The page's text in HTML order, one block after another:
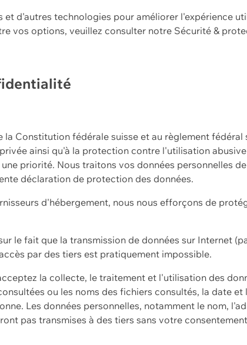
et d'autres technologies pour améliorer l'expérience
vos options, veuillez consulter notre Sécurité &
la Constitution fédérale suisse et au règlement
ainsi qu'à la protection contre l'utilisation
priorité. Nous traitons vos données personnelles
déclaration de protection des données.
d'hébergement, nous nous efforçons de
le fait que la transmission de données sur Internet
par des tiers est pratiquement impossible.
la collecte, le traitement et l'utilisation des
ou les noms des fichiers consultés, la date
Les données personnelles, notamment le nom,
pas transmises à des tiers sans votre